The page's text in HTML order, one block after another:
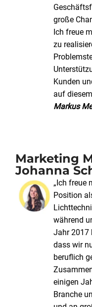
große
Ich freue
zu
Kunden
auf
Markus
Marketing
Johanna
„Ich freue
Position
während
Jahr 2017
dass wir
beruflich
einigen
Branche